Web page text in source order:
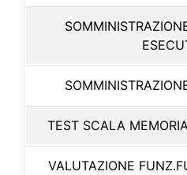
TEST SCALA
VALUTAZIONE